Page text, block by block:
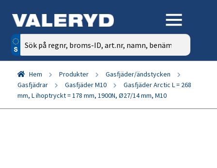
Sök
efter:
Hem Produkter
Gasfjäder/ändstycken
Gasfjädrar
Gasfjäder M10
Gasfjäder Arctic L = 268
mm, L ihoptryckt = 178 mm, 1900N, Ø27/14 mm, M10